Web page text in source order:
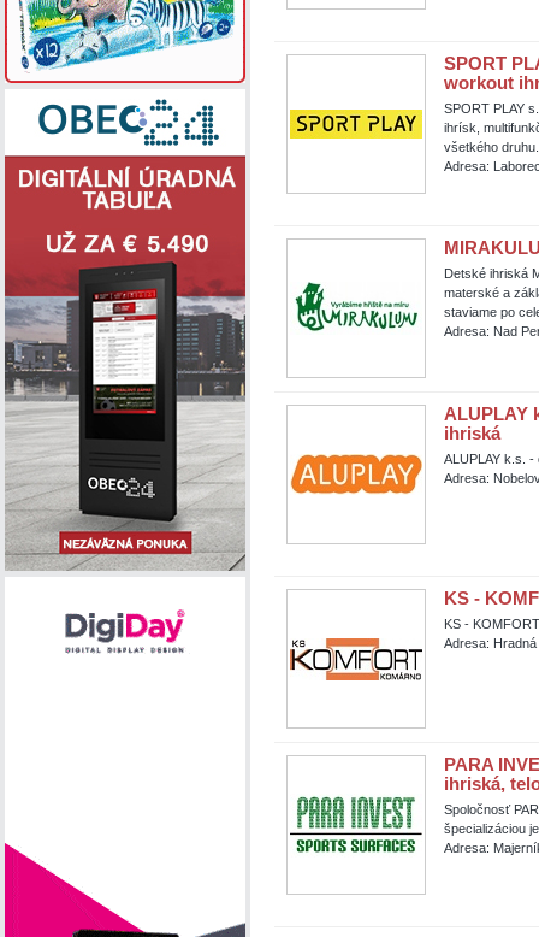
SPORT
workout
SPORT PLAY
ihrísk,
všetkého druhu.
Adresa:
Detské ihriská
materské a
staviame po
Adresa: Nad
ALUPLAY
ihriská
ALUPLAY k.s.
Adresa:
KS -
KS -
Adresa:
PARA
ihriská,
Spoločnosť
špecializáciou
Adresa: